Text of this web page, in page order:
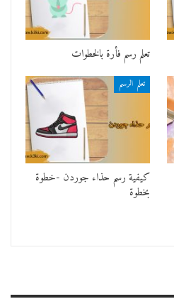
تعلم رسم فأرة بالخطوات
تعلم الرسم
كيفية رسم حذاء جوردن -خطوة
بخطوة